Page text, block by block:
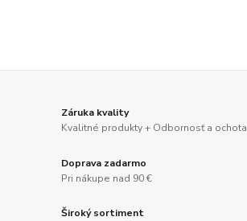
Záruka kvality
Kvalitné produkty + Odbornosť a ochota
Doprava zadarmo
Pri nákupe nad 90 €
Široký sortiment